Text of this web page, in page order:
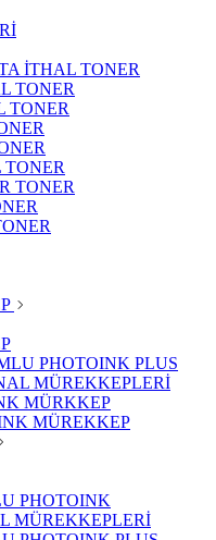
İTHAL TONER
TONER
TONER
TONER
PHOTOINK PLUS
MÜREKKEPLERİ
MÜRKKEP
MÜREKKEP
PHOTOINK
MÜREKKEPLERİ